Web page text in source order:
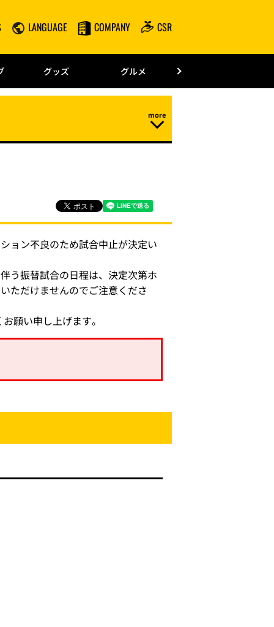
LANGUAGE COMPANY CSR
グッズ グルメ
ョン不良のため試合中止が決定い
う振替試合の日程は、決定次第ホ
ただけませんのでご注意くださ
願い申し上げます。